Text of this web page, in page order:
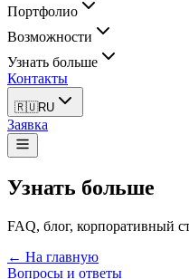
Портфолио
Возможности
Узнать больше
Контакты
🇷🇺RU
Заявка
Узнать больше
FAQ, блог, корпоративный
← На главную
Вопросы и ответы